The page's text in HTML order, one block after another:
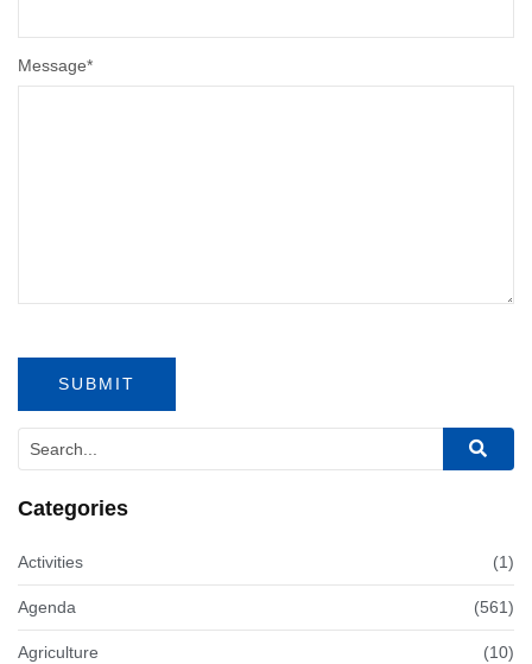
Message*
Categories
Activities (1)
Agenda (561)
Agriculture (10)